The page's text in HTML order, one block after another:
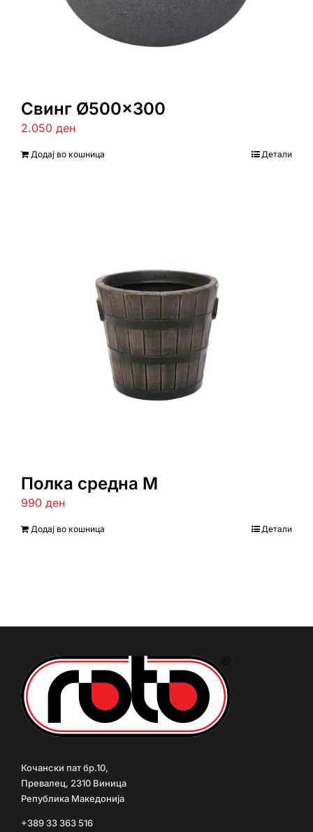
Свинг Ø500×300
2.050 ден
Додај во кошница Детали
Полка средна M
990 ден
Додај во кошница Детали
Кочански пат бр.10,
Превалец, 2310 Виница
Република Македонија
+389 33 363 516